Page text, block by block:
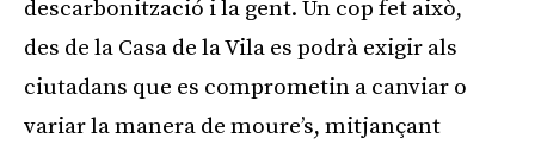
descarbonització i la gent. Un cop fet això,
des de la Casa de la Vila es podrà exigir als
ciutadans que es comprometin a canviar o
variar la manera de moure’s, mitjançant